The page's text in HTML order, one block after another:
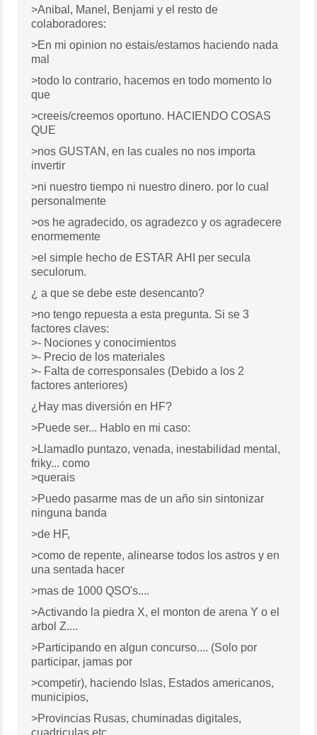
>Anibal, Manel, Benjami y el resto de
colaboradores:
>En mi opinion no estais/estamos haciendo nada
mal
>todo lo contrario, hacemos en todo momento lo
que
>creeis/creemos oportuno. HACIENDO COSAS
QUE
>nos GUSTAN, en las cuales no nos importa
invertir
>ni nuestro tiempo ni nuestro dinero. por lo cual
personalmente
>os he agradecido, os agradezco y os agradecere
enormemente
>el simple hecho de ESTAR AHI per secula
seculorum.
¿ a que se debe este desencanto?
>no tengo repuesta a esta pregunta. Si se 3
factores claves:
>- Nociones y conocimientos
>- Precio de los materiales
>- Falta de corresponsales (Debido a los 2
factores anteriores)
¿Hay mas diversión en HF?
>Puede ser... Hablo en mi caso:
>Llamadlo puntazo, venada, inestabilidad mental,
friky... como
>querais
>Puedo pasarme mas de un año sin sintonizar
ninguna banda
>de HF,
>como de repente, alinearse todos los astros y en
una sentada hacer
>mas de 1000 QSO's....
>Activando la piedra X, el monton de arena Y o el
arbol Z....
>Participando en algun concurso.... (Solo por
participar, jamas por
>competir), haciendo Islas, Estados americanos,
municipios,
>Provincias Rusas, chuminadas digitales,
cuadriculas etc...